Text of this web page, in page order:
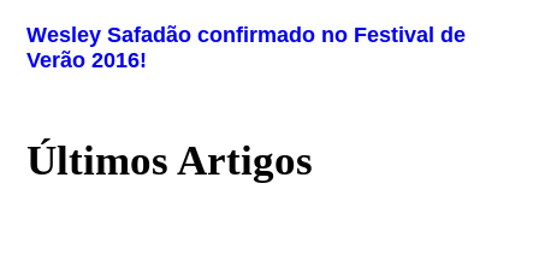
Wesley Safadão confirmado no Festival de
Verão 2016!
Últimos Artigos